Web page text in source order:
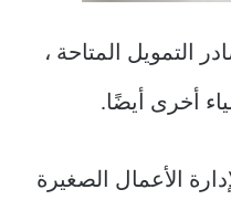
التمويل المتاحة ،
أخرى أيضًا.
الأعمال الصغيرة